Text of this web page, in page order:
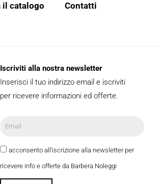
il catalogo Contatti
Iscriviti alla nostra newsletter
Inserisci il tuo indirizzo email e iscriviti
per ricevere informazioni ed offerte.
acconsento all'iscrizione alla newsletter per
ricevere info e offerte da Barbera Noleggi